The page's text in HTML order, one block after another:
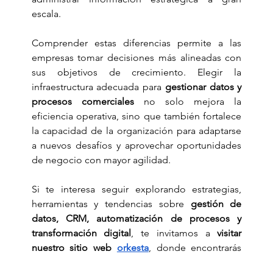
escala.
Comprender estas diferencias permite a las
empresas tomar decisiones más alineadas con
sus objetivos de crecimiento. Elegir la
infraestructura adecuada para gestionar datos y
procesos comerciales no solo mejora la
eficiencia operativa, sino que también fortalece
la capacidad de la organización para adaptarse
a nuevos desafíos y aprovechar oportunidades
de negocio con mayor agilidad.
Si te interesa seguir explorando estrategias,
herramientas y tendencias sobre gestión de
datos, CRM, automatización de procesos y
transformación digital , te invitamos a visitar
nuestro sitio web orkesta, donde encontrarás